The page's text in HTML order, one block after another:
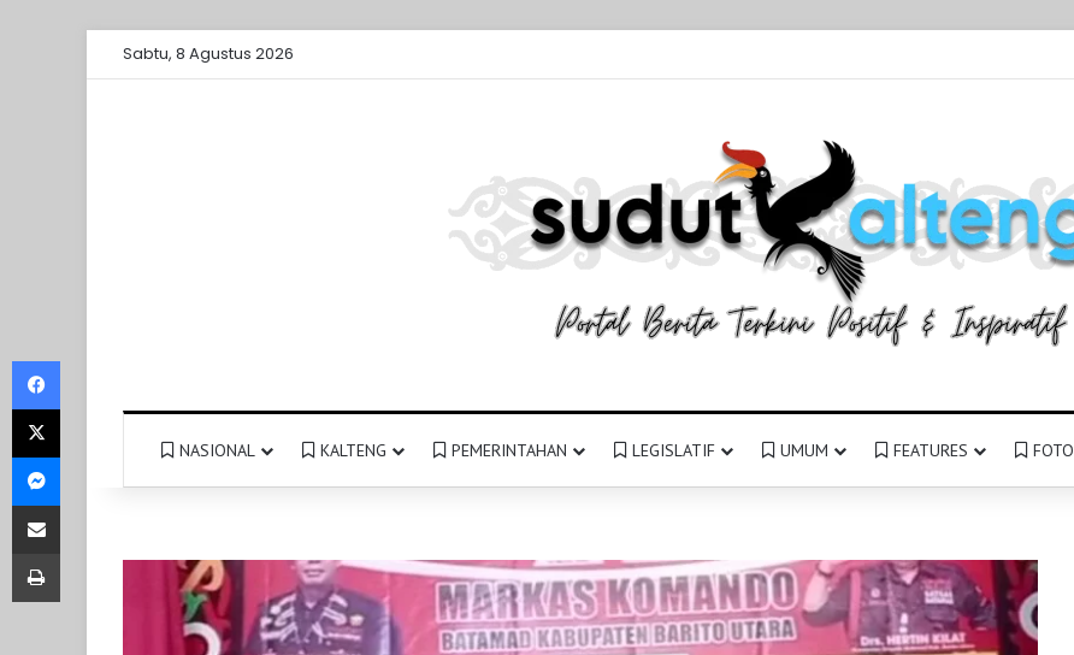
Sabtu, 8 Agustus 2026
NASIONAL KALTENG PEMERINTAHAN LEGISLATIF UMUM FEATURES FOTO
Facebook
X
Messenger
Share via Email